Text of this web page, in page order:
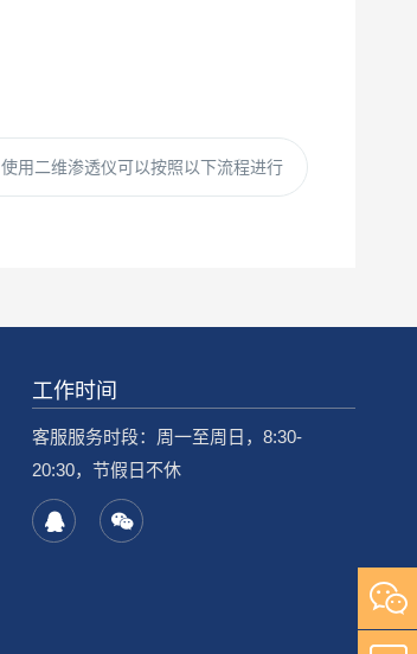
使用二维渗透仪可以按照以下流程进行
工作时间
客服服务时段：周一至周日，8:30-
20:30，节假日不休